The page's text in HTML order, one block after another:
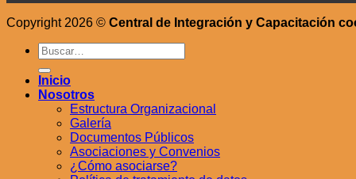
Copyright 2026 © Central de Integración y Capacitación
Buscar
por:
Inicio
Nosotros
Estructura Organizacional
Galería
Documentos Públicos
Asociaciones y Convenios
¿Cómo asociarse?